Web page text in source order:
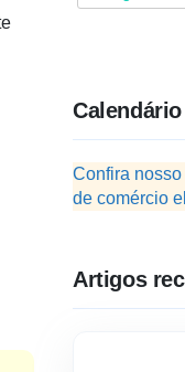
Confira
de comércio
Artigos